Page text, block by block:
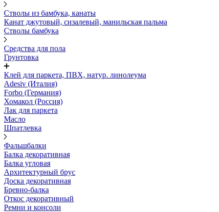
Стволы из бамбука, канаты
Канат джутовый, сизалевый, манильская пальма
Стволы бамбука
Средства для пола
Грунтовка
Клей для паркета, ПВХ, натур. линолеума
Adesiv (Италия)
Forbo (Германия)
Хомакол (Россия)
Лак для паркета
Масло
Шпатлевка
Фальшбалки
Балка декоративная
Балка угловая
Архитектурный брус
Доска декоративная
Бревно-балка
Откос декоративный
Ремни и консоли